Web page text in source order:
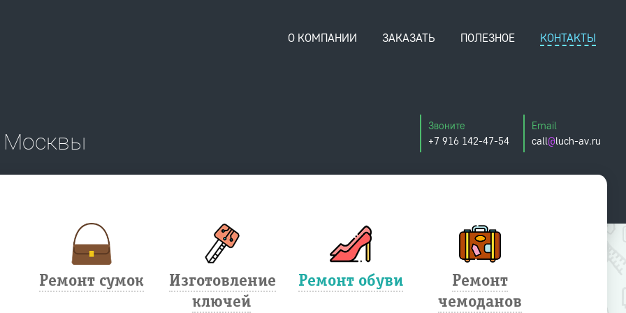
О КОМПАНИИ ЗАКАЗАТЬ ПОЛЕЗНОЕ КОНТАКТЫ
Москвы
Звоните
+7 916 142-47-54
Email
call@luch-av.ru
Ремонт сумок
Изготовление
ключей
Ремонт обуви
Ремонт
чемоданов